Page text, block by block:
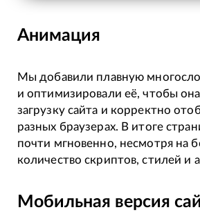
Анимация
Мы добавили плавную
и оптимизировали её, чтобы
загрузку сайта и корректно
разных браузерах. В итоге
почти мгновенно, несмотря на
количество скриптов, стилей и
Мобильная версия